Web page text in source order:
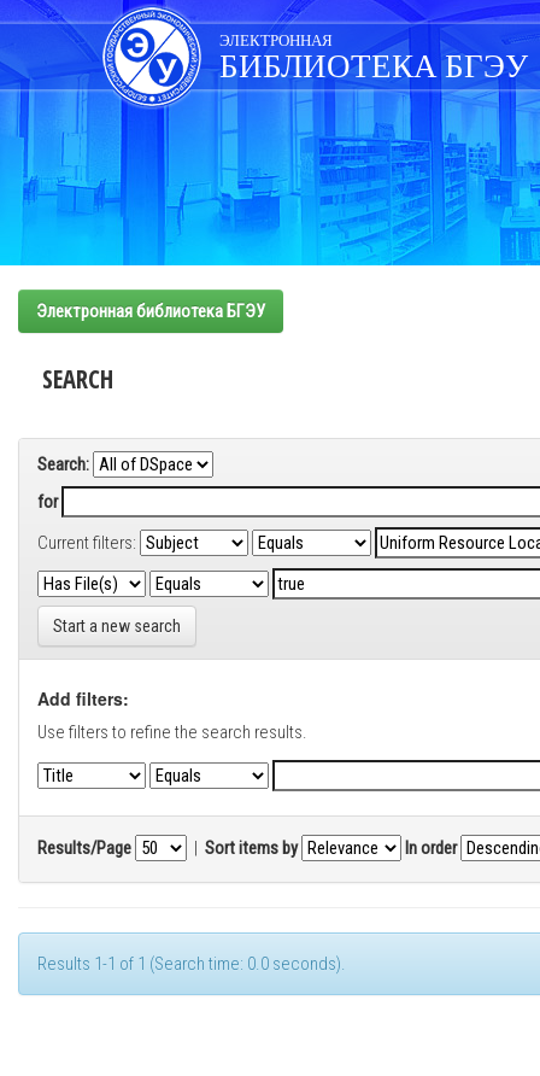
Skip
navigation
ЭЛЕКТРОННАЯ
БИБЛИОТЕКА БГЭУ
Электронная библиотека БГЭУ
SEARCH
Search:
for
Current filters:
Start a new search
Add filters:
Use filters to refine the search results.
Results/Page | Sort items by In order
Results 1-1 of 1 (Search time: 0.0 seconds).